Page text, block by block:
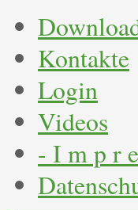
Kontakte
Login
Videos
- I m p r